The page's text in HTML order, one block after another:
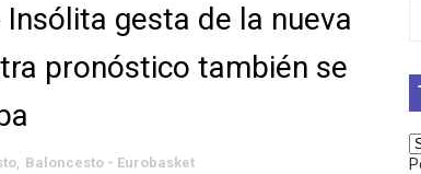
Green, Chad Gable y Baron Corbin en
(Monteceneri, Suiza) - Charlie Aldridge y Sina
gesta de la nueva
pronóstico también se
, Baloncesto - Eurobasket